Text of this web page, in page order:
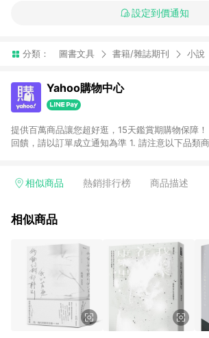
設定到價通知
分類： 圖書文具 書籍/雜誌期刊 小說
Yahoo購物中心
提供百萬商品讓您超好逛，15天鑑賞期購物保障
回饋，請以訂單成立通知為準 1. 請注意以下品類商品均無回饋：
電玩/遊戲/相機/單眼/鏡頭/拍立得 [2024/6/1起適
的購回饋活動享Yahoo超贈點回饋者 - 購物中心商
3. 訂單回饋金額將扣除運費/購物金/超贈點/福利
價券等虛擬貨幣折抵 4. 大宗採購或批發轉賣不具
有相關事證認定您為大宗採購、批發轉賣而非最
相關認定以Yahoo購物中心之認定為準
相似商品 熱銷排行榜 商品描述
相似商品